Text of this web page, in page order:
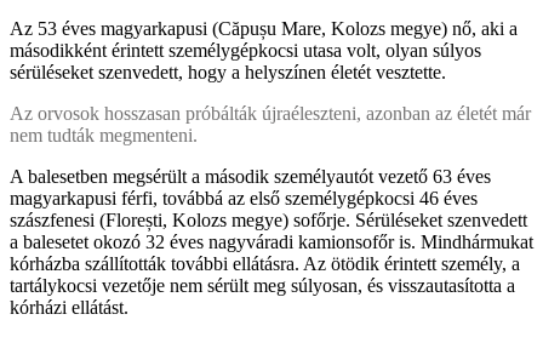
Az 53 éves magyarkapusi (Căpușu Mare, Kolozs megye) nő, aki a
másodikként érintett személygépkocsi utasa volt, olyan súlyos
sérüléseket szenvedett, hogy a helyszínen életét vesztette.
Az orvosok hosszasan próbálták újraéleszteni, azonban az életét már
nem tudták megmenteni.
A balesetben megsérült a második személyautót vezető 63 éves
magyarkapusi férfi, továbbá az első személygépkocsi 46 éves
szászfenesi (Florești, Kolozs megye) sofőrje. Sérüléseket szenvedett
a balesetet okozó 32 éves nagyváradi kamionsofőr is. Mindhármukat
kórházba szállították további ellátásra. Az ötödik érintett személy, a
tartálykocsi vezetője nem sérült meg súlyosan, és visszautasította a
kórházi ellátást.